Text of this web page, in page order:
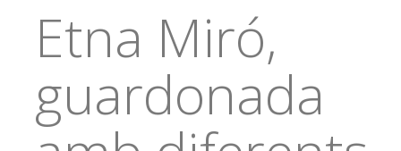
Etna Miró,
guardonada